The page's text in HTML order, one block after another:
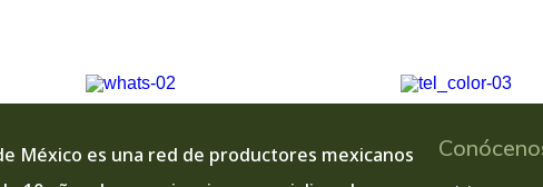
México es una red de productores mexicanos